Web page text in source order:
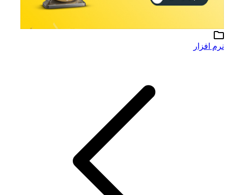
نرم افزار